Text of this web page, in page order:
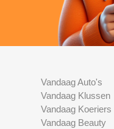
Vandaag Auto's
Vandaag Klussen
Vandaag Koeriers
Vandaag Beauty